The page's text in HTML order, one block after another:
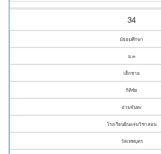
34
มัธยมศึกษา
ม.๓
เด็กชาย
กิติชัย
อ่วมจันทะ
โรงเรียนผินแจ่มวิชาสอน
วัดเทพบุตร